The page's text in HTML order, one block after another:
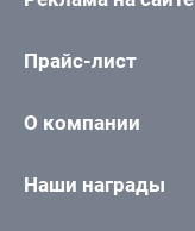
Прайс-лист
О компании
Наши награды